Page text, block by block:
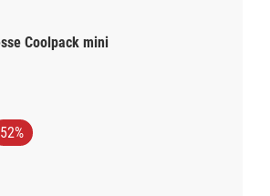
Coolpack mini
52%